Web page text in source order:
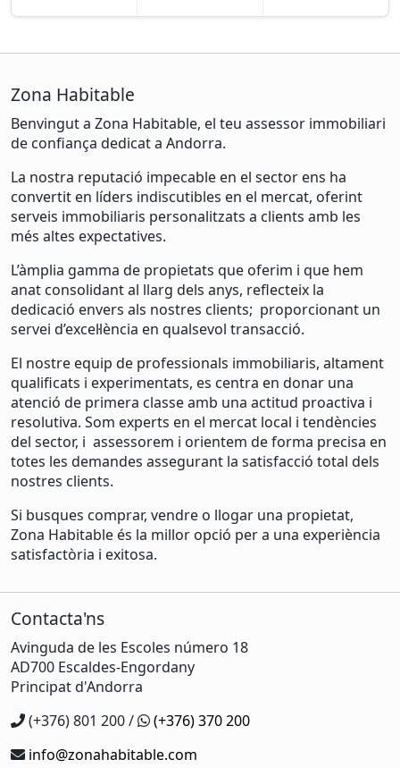
Zona Habitable
Benvingut a Zona Habitable, el teu assessor immobiliari
de confiança dedicat a Andorra.
La nostra reputació impecable en el sector ens ha
convertit en líders indiscutibles en el mercat, oferint
serveis immobiliaris personalitzats a clients amb les
més altes expectatives.
L’àmplia gamma de propietats que oferim i que hem
anat consolidant al llarg dels anys, reflecteix la
dedicació envers als nostres clients; proporcionant un
servei d’excel·lència en qualsevol transacció.
El nostre equip de professionals immobiliaris, altament
qualificats i experimentats, es centra en donar una
atenció de primera classe amb una actitud proactiva i
resolutiva. Som experts en el mercat local i tendències
del sector, i assessorem i orientem de forma precisa en
totes les demandes assegurant la satisfacció total dels
nostres clients.
Si busques comprar, vendre o llogar una propietat,
Zona Habitable és la millor opció per a una experiència
satisfactòria i exitosa.
Contacta'ns
Avinguda de les Escoles número 18
AD700 Escaldes-Engordany
Principat d'Andorra
(+376) 801 200 /
(+376) 370 200
info@zonahabitable.com